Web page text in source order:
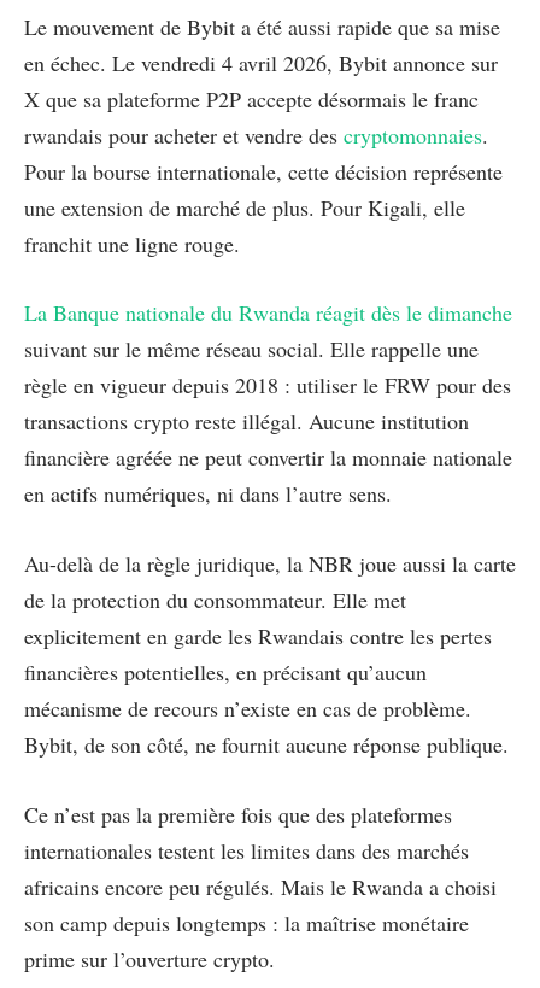
Le mouvement de Bybit a été aussi rapide que sa mise
en échec. Le vendredi 4 avril 2026, Bybit annonce sur
X que sa plateforme P2P accepte désormais le franc
rwandais pour acheter et vendre des cryptomonnaies.
Pour la bourse internationale, cette décision représente
une extension de marché de plus. Pour Kigali, elle
franchit une ligne rouge.
La Banque nationale du Rwanda réagit dès le dimanche
suivant sur le même réseau social. Elle rappelle une
règle en vigueur depuis 2018 : utiliser le FRW pour des
transactions crypto reste illégal. Aucune institution
financière agréée ne peut convertir la monnaie nationale
en actifs numériques, ni dans l’autre sens.
Au-delà de la règle juridique, la NBR joue aussi la carte
de la protection du consommateur. Elle met
explicitement en garde les Rwandais contre les pertes
financières potentielles, en précisant qu’aucun
mécanisme de recours n’existe en cas de problème.
Bybit, de son côté, ne fournit aucune réponse publique.
Ce n’est pas la première fois que des plateformes
internationales testent les limites dans des marchés
africains encore peu régulés. Mais le Rwanda a choisi
son camp depuis longtemps : la maîtrise monétaire
prime sur l’ouverture crypto.